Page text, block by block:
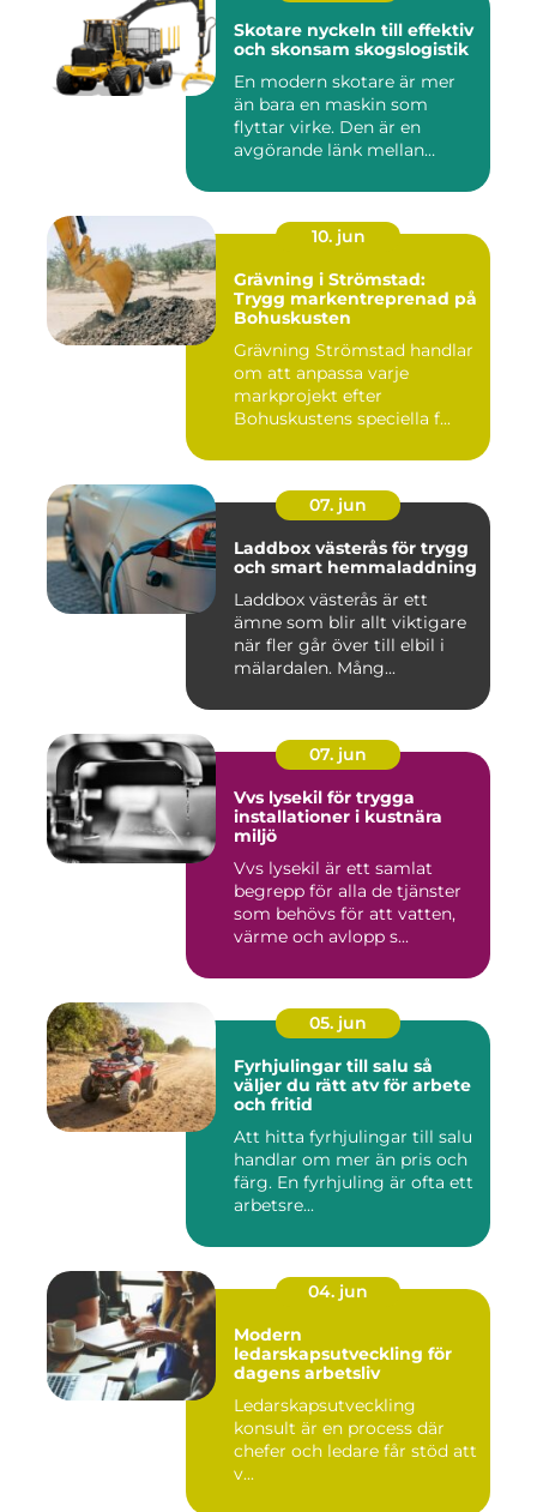
Skotare nyckeln till effektiv
och skonsam skogslogistik
En modern skotare är mer
än bara en maskin som
flyttar virke. Den är en
avgörande länk mellan
10. jun
Grävning i Strömstad:
Trygg markentreprenad på
Bohuskusten
Grävning Strömstad handlar
om att anpassa varje
markprojekt efter
Bohuskustens speciella f...
07. jun
Laddbox västerås för trygg
och smart hemmaladdning
Laddbox västerås är ett
ämne som blir allt viktigare
när fler går över till elbil i
mälardalen. Mång...
07. jun
Vvs lysekil för trygga
installationer i kustnära
miljö
Vvs lysekil är ett samlat
begrepp för alla de tjänster
som behövs för att vatten,
värme och avlopp s...
05. jun
Fyrhjulingar till salu så
väljer du rätt atv för arbete
och fritid
Att hitta fyrhjulingar till salu
handlar om mer än pris och
färg. En fyrhjuling är ofta ett
arbetsre...
04. jun
Modern
ledarskapsutveckling för
dagens arbetsliv
Ledarskapsutveckling
konsult är en process där
chefer och ledare får stöd att
v...